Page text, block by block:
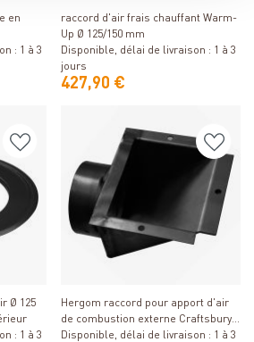
en
: 1 à 3
raccord d'air frais chauffant Warm-
Up Ø 125/150 mm
Disponible, délai de livraison : 1 à 3
jours
427,90 €
Ø 125
: 1 à 3
Hergom raccord pour apport d'air
de combustion externe Craftsbury
et Shelburne
Disponible, délai de livraison : 1 à 3